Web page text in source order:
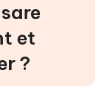
et
?